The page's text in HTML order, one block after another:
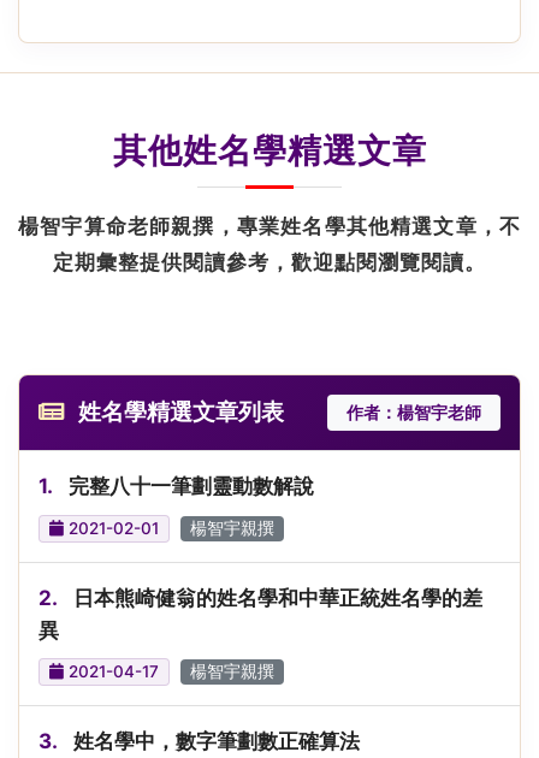
其他姓名學精選文章
楊智宇算命老師親撰，專業姓名學其他精選文章，不
定期彙整提供閱讀參考，歡迎點閱瀏覽閱讀。
姓名學精選文章列表 作者：楊智宇老師
1. 完整八十一筆劃靈動數解說
2021-02-01 楊智宇親撰
2.
日本熊崎健翁的姓名學和中華正統姓名學的差
異
2021-04-17 楊智宇親撰
3. 姓名學中，數字筆劃數正確算法